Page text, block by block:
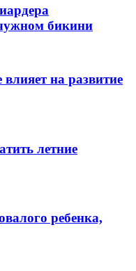
бикини
на развитие
летние
ребенка,